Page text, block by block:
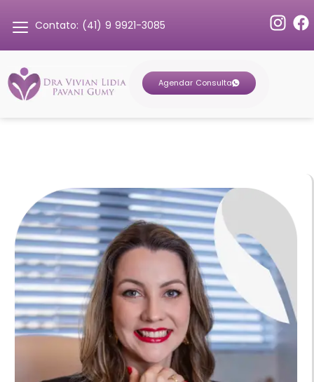
Contato: (41) 9 9921-3085
Agendar Consulta